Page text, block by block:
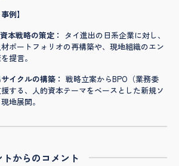
例】
本戦略の策定：
タイ進出の日系企業に対し、
ポートフォリオの再構築や、現地組織のエン
提言。
イクルの構築： 戦略立案からBPO（業務委
する、人的資本テーマをベースとした新規ソ
地展開。
からのコメント